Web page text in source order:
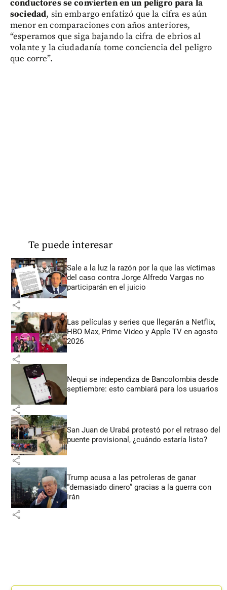
conductores se convierten en un peligro para la
sociedad, sin embargo enfatizó que la cifra es aún
menor en comparaciones con años anteriores,
“esperamos que siga bajando la cifra de ebrios al
volante y la ciudadanía tome conciencia del peligro
que corre”.
Te puede interesar
Sale a la luz la razón por la que las víctimas
del caso contra Jorge Alfredo Vargas no
participarán en el juicio
share
Las películas y series que llegarán a Netflix,
HBO Max, Prime Video y Apple TV en agosto
2026
share
Nequi se independiza de Bancolombia desde
septiembre: esto cambiará para los usuarios
share
San Juan de Urabá protestó por el retraso del
puente provisional, ¿cuándo estaría listo?
share
Trump acusa a las petroleras de ganar
“demasiado dinero” gracias a la guerra con
Irán
share